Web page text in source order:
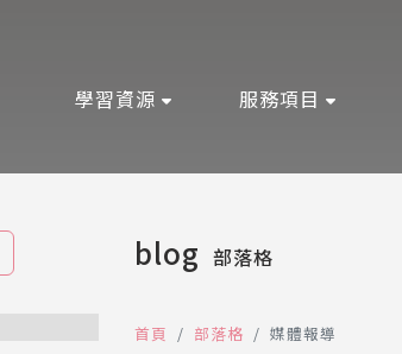
學習資源 服務項目
blog 部落格
首頁 部落格 媒體報導